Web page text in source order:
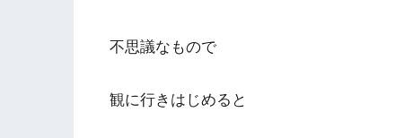
不思議なもので
観に行きはじめると